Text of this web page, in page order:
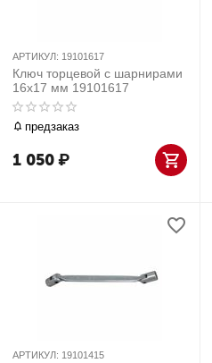
АРТИКУЛ: 19101617
Ключ торцевой с шарнирами
16x17 мм 19101617
предзаказ
1 050₽
АРТИКУЛ: 19101415